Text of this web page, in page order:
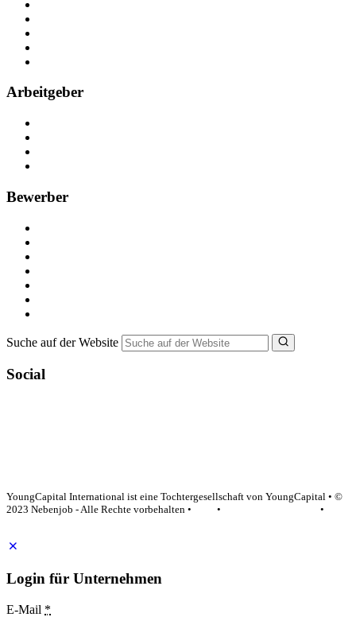
Arbeitgeber
Bewerber
Suche auf der Website
Social
YoungCapital International ist eine Tochtergesellschaft von YoungCapital • ©
2023 Nebenjob - Alle Rechte vorbehalten •
•
•
Login für Unternehmen
E-Mail *